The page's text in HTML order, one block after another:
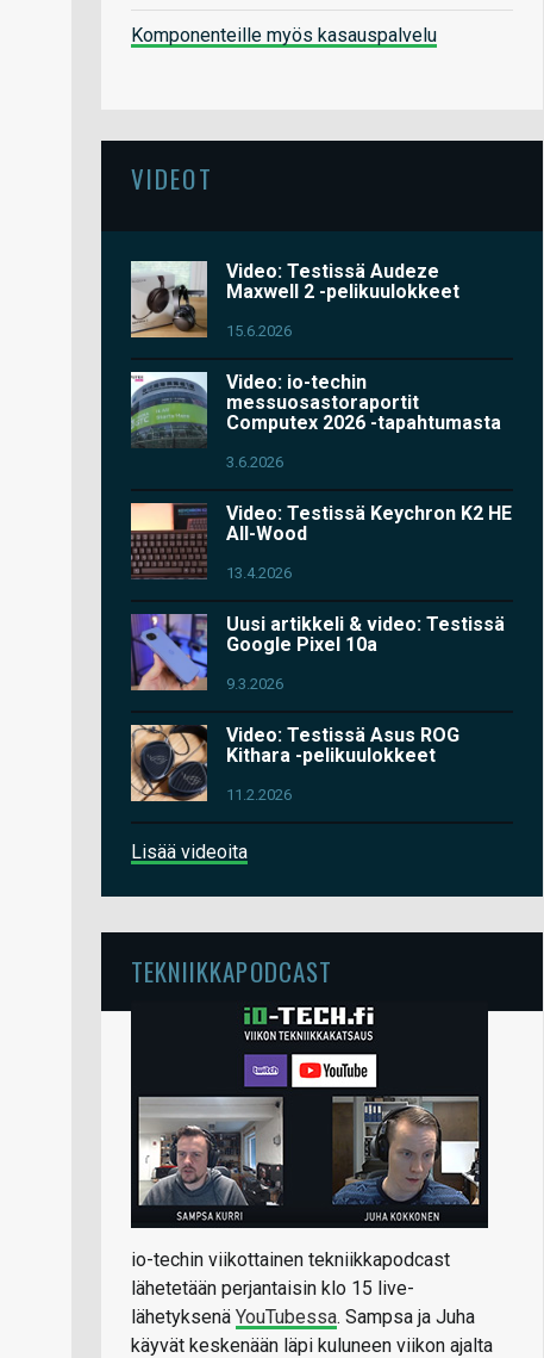
Komponenteille myös kasauspalvelu
VIDEOT
Video: Testissä Audeze
Maxwell 2 -pelikuulokkeet
15.6.2026
Video: io-techin
messuosastoraportit
Computex 2026 -tapahtumasta
3.6.2026
Video: Testissä Keychron K2 HE
All-Wood
13.4.2026
Uusi artikkeli & video: Testissä
Google Pixel 10a
9.3.2026
Video: Testissä Asus ROG
Kithara -pelikuulokkeet
11.2.2026
Lisää videoita
TEKNIIKKAPODCAST
io-techin viikottainen tekniikkapodcast
lähetetään perjantaisin klo 15 live-
lähetyksenä YouTubessa. Sampsa ja Juha
käyvät keskenään läpi kuluneen viikon ajalta